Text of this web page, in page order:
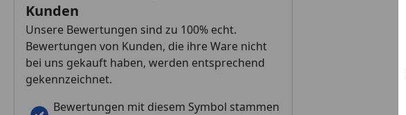
Kunden
Unsere Bewertungen sind zu 100% echt.
Bewertungen von Kunden, die ihre Ware nicht
bei uns gekauft haben, werden entsprechend
gekennzeichnet.
Bewertungen mit diesem Symbol stammen